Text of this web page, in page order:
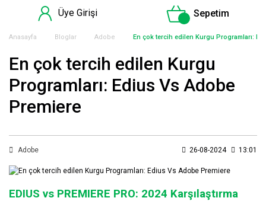
Üye Girişi Sepetim
Anasayfa Bloglar Adobe En çok tercih edilen Kurgu Programları:
En çok tercih edilen Kurgu
Programları: Edius Vs Adobe
Premiere
Adobe 26-08-2024 13:01
EDIUS vs PREMIERE PRO: 2024 Karşılaştırma